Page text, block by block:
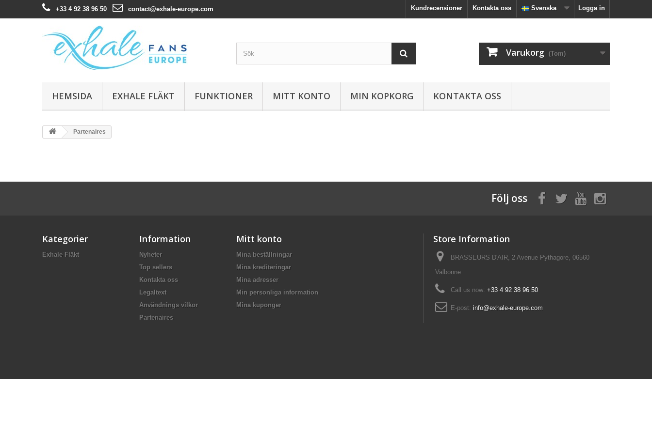
Logga in
Svenska
Kontakta oss
Kundrecensioner
+33 4 92 38 96 50 contact@exhale-europe.com
Varukorg (Tom)
HEMSIDA EXHALE FLÄKT FUNKTIONER MITT KONTO MIN KOPKORG KONTAKTA OSS
Partenaires
Följ oss
Kategorier
Exhale Fläkt
Information
Nyheter
Top sellers
Kontakta oss
Legaltext
Användnings vilkor
Partenaires
Mitt konto
Mina beställningar
Mina krediteringar
Mina adresser
Min personliga information
Mina kuponger
Store Information
BRASSEURS D'AIR, 2 Avenue Pythagore, 06560
Valbonne
Call us now: +33 4 92 38 96 50
E-post: info@exhale-europe.com